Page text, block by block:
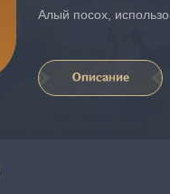
Алый посох,
Описание